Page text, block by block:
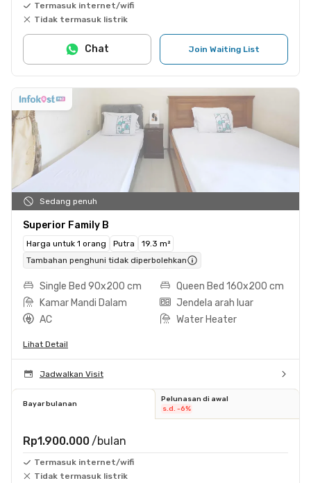
Termasuk internet/wifi
Tidak termasuk listrik
Join Waiting List
Chat
Sedang penuh
Superior Family B
Harga untuk 1 orang Putra
19.3 m²
Tambahan penghuni tidak diperbolehkan
Single Bed 90x200 cm
Queen Bed 160x200 cm
Kamar Mandi Dalam
Jendela arah luar
AC
Water Heater
Lihat Detail
Jadwalkan Visit
Bayar bulanan
Pelunasan di awal
s.d. -6%
Rp1.900.000 /bulan
Termasuk internet/wifi
Tidak termasuk listrik